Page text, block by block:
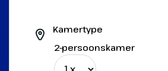
Kamertype
2-persoonskamer